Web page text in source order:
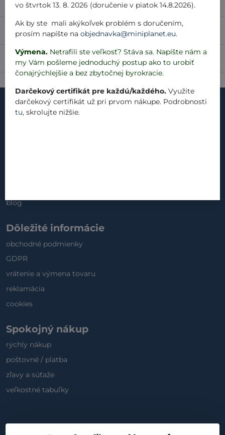
Popis
Recenzie 0
Diskusia
blog
Dôležité informácie
obchodné podmienky
GDPR
vrátenie a výmena tovaru
reklamácia
cookies
Spokojný nákup
rýchly nákup
poštovné / platba
zľavy a súťaže
veľkostné tabuľky
vo štvrtok 13. 8. 2026 (doručenie v piatok 14.8.2026).
Ak by ste mali akýkoľvek problém s doručením,
prosím napíšte naobjednavka@miniplanet.eu.
Výmena. Netrafili ste veľkosť? Stáva sa. Napíšte nám a
my Vám pošleme jednoduchý postup ako to urobiť
čonajrýchlejšie a bez zbytočnej byrokracie.
Darčekový certifikát pre každú/každého. Využite
darčekový certifikát už pri prvom nákupe. Podrobnosti
tu, skrolujte nižšie.